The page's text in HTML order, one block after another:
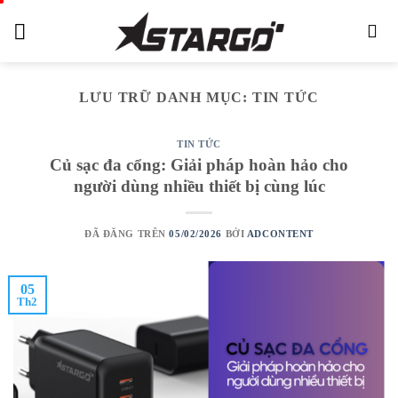
LƯU TRỮ DANH MỤC: TIN TỨC
TIN TỨC
Củ sạc đa cổng: Giải pháp hoàn hảo cho
người dùng nhiều thiết bị cùng lúc
ĐÃ ĐĂNG TRÊN05/02/2026 BỞI ADCONTENT
05
Th2